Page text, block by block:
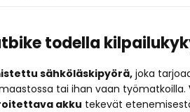
todella
sähköläskipyörä,joka
tai ihan vaan työmatkoilla.
akku tekevät